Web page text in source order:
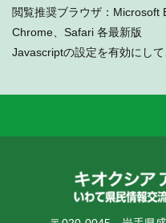
閲覧推奨ブラウザ：
Chrome、Safari 各最新版
Javascriptの設定を有効にして